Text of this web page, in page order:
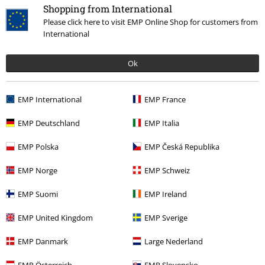
Shopping from International
Please click here to visit EMP Online Shop for customers from
International
Ok
EMP International EMP France
EMP Deutschland EMP Italia
EMP Polska EMP Česká Republika
EMP Norge EMP Schweiz
EMP Suomi EMP Ireland
EMP United Kingdom EMP Sverige
EMP Danmark Large Nederland
zboží, jehož koupí podpoříte nadaci.
Náš zákaznický servis je tu pro vás
Nedovolali jste se? Prosím, kontaktujte nás znovu: zítra od 09:00 do
17:00. Dozvědět se více
Zákaznícky servis
Pomoc / FAQ
Podmínky vracení zboží